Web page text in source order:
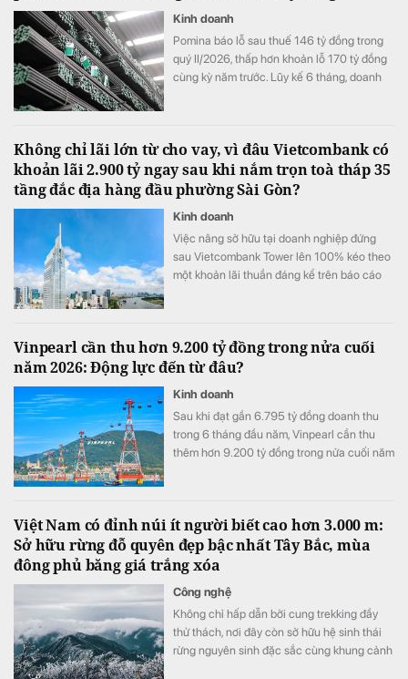
Kinh doanh
Pomina báo lỗ sau thuế 146 tỷ đồng trong
quý II/2026, thấp hơn khoản lỗ 170 tỷ đồng
cùng kỳ năm trước. Lũy kế 6 tháng, doanh
Không chỉ lãi lớn từ cho vay, vì đâu Vietcombank có
khoản lãi 2.900 tỷ ngay sau khi nắm trọn toà tháp 35
tầng đắc địa hàng đầu phường Sài Gòn?
Kinh doanh
Việc nâng sở hữu tại doanh nghiệp đứng
sau Vietcombank Tower lên 100% kéo theo
một khoản lãi thuần đáng kể trên báo cáo
Vinpearl cần thu hơn 9.200 tỷ đồng trong nửa cuối
năm 2026: Động lực đến từ đâu?
Kinh doanh
Sau khi đạt gần 6.795 tỷ đồng doanh thu
trong 6 tháng đầu năm, Vinpearl cần thu
thêm hơn 9.200 tỷ đồng trong nửa cuối năm
Việt Nam có đỉnh núi ít người biết cao hơn 3.000 m:
Sở hữu rừng đỗ quyên đẹp bậc nhất Tây Bắc, mùa
đông phủ băng giá trắng xóa
Công nghệ
Không chỉ hấp dẫn bởi cung trekking đầy
thử thách, nơi đây còn sở hữu hệ sinh thái
rừng nguyên sinh đặc sắc cùng khung cảnh